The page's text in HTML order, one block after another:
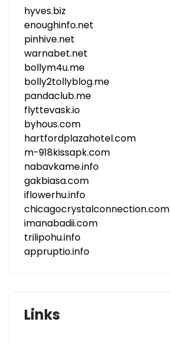
hyves.biz
enoughinfo.net
pinhive.net
warnabet.net
bollym4u.me
bolly2tollyblog.me
pandaclub.me
flyttevask.io
byhous.com
hartfordplazahotel.com
m-918kissapk.com
nabavkame.info
gakbiasa.com
iflowerhu.info
chicagocrystalconnection.com
imanabadii.com
trilipohu.info
appruptio.info
Links